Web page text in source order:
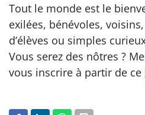
Tout le monde est le
exilées, bénévoles,
d’élèves ou simples
Vous serez des nôtres ?
vous inscrire à partir de ce